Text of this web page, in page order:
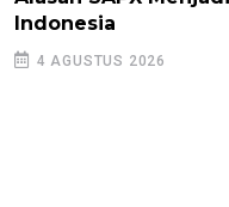
Indonesia
4 AGUSTUS 2026